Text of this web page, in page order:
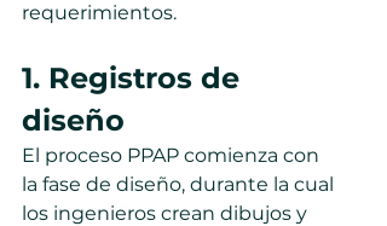
requerimientos.
1. Registros de
diseño
El proceso PPAP comienza con
la fase de diseño, durante la cual
los ingenieros crean dibujos y